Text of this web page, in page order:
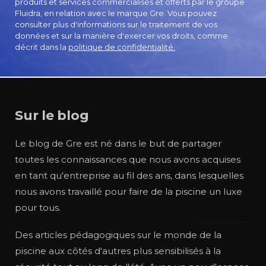
Fluidra, en relation avec le marque Gre. Vous pouvez
consulter plus d'informations sur le traitement de vos
données et sur la manière d'exercer vos droits, comme
décrit dans la politique de confidentialité.
Sur le blog
Le blog de Gre est né dans le but de partager
toutes les connaissances que nous avons acquises
en tant qu'entreprise au fil des ans, dans lesquelles
nous avons travaillé pour faire de la piscine un luxe
pour tous.
Des articles pédagogiques sur le monde de la
piscine aux côtés d'autres plus sensibilisés à la